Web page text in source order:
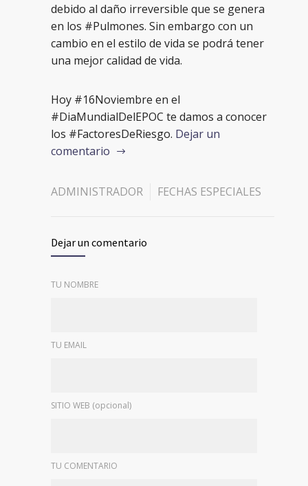
debido al daño irreversible que se genera
en los #Pulmones. Sin embargo con un
cambio en el estilo de vida se podrá tener
una mejor calidad de vida.
Hoy #16Noviembre en el
#DiaMundialDelEPOC te damos a conocer
los #FactoresDeRiesgo. Dejar un
comentario
ADMINISTRADOR FECHAS ESPECIALES
Dejar un comentario
TU NOMBRE
TU EMAIL
SITIO WEB (opcional)
TU COMENTARIO